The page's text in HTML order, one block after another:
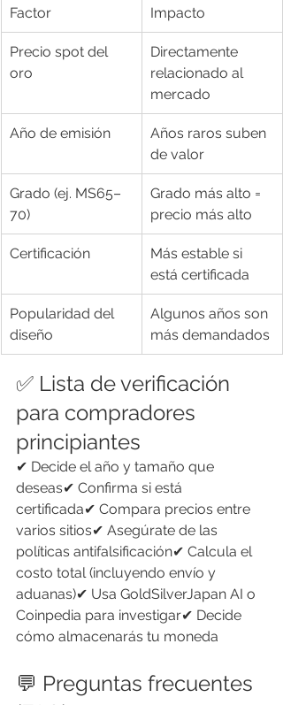
Factor Impacto
Precio spot del
oro
Directamente
relacionado al
mercado
Año de emisión
Años raros suben
de valor
Grado (ej. MS65–
70)
Grado más alto =
precio más alto
Certificación
Más estable si
está certificada
Popularidad del
diseño
Algunos años son
más demandados
✅ Lista de verificación
para compradores
principiantes
✔ Decide el año y tamaño que
deseas✔ Confirma si está
certificada✔ Compara precios entre
varios sitios✔ Asegúrate de las
políticas antifalsificación✔ Calcula el
costo total (incluyendo envío y
aduanas)✔ Usa GoldSilverJapan AI o
Coinpedia para investigar✔ Decide
cómo almacenarás tu moneda
💬 Preguntas frecuentes